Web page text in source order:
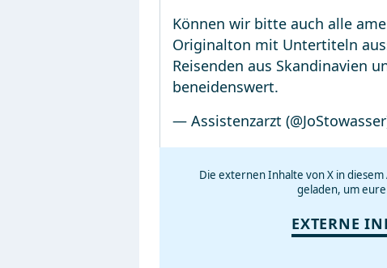
Können wir bitte auch alle
Originalton mit Untertiteln
Reisenden aus Skandinavien
beneidenswert.
— Assistenzarzt
Die externen Inhalte von X in
geladen, um
EXTERNE